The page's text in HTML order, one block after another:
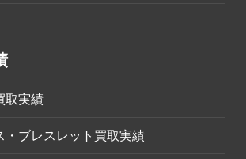
取実績
・ブレスレット買取実績